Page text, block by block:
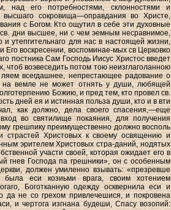
над его потребностями, склонностями и
высшаго сокровища—оправдания во Христе,
с Богом. Кто ощутил в себе эти духовные
дни высшее, ни с чем эемным несравнимое,
утепгительнаго для нас в настоящей жизни,
Его воскресении, воспоминае-мых св Церковко
постника Сам Господь Иисус Христос введет
чтоб воэвеседить потом тою неизглаголанною
всегдашнее, непрестающее радование о
на вемле не может отнять у души, любящей
Божию, и пред тем, кто провел св.
дней ея и истинная польза души, кто и в вти
как должно, дела своего спасения,—еще
во святилище покаяния, для получения
грешпику преимущественно должно восполь
страстей Христовых к своему освящению и
эрителем Христовых стра-даний, нодятых
участи своей, которая ожидает его в
гнев Господа па грешники», он с особенным
должен умиленно взывать: «презревше
еси козиьми врага, своим хотением
Боготканную одежду осквернила еси и
да не со грехом привлечешися, и покровена
и чертога изгнана будеши, Спасу возопий: